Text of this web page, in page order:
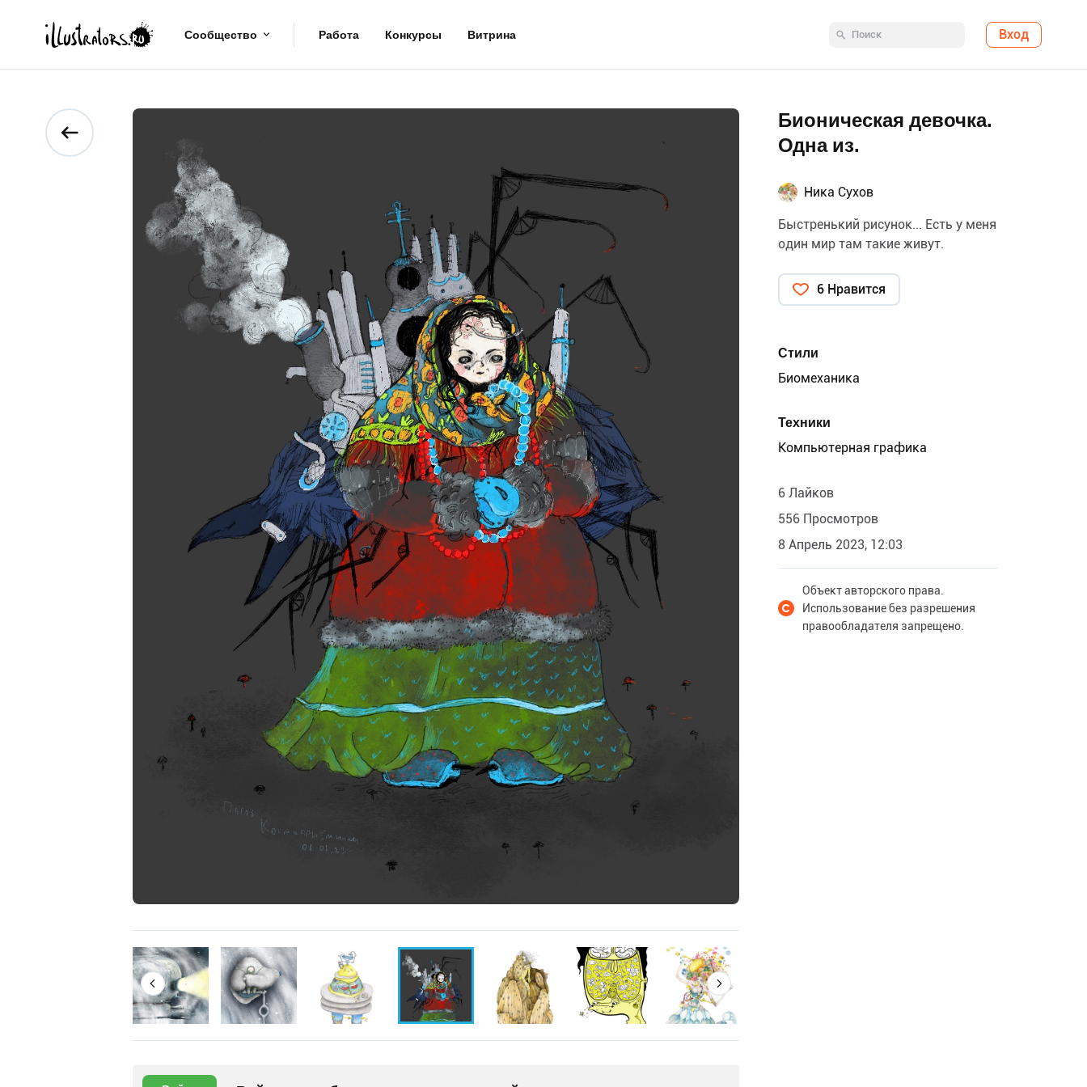
Сообщество Работа Конкурсы Витрина Вход
Бионическая девочка.
Одна из.
Ника Сухов
Быстренький рисунок... Есть у меня
один мир там такие живут.
6 Нравится
Стили
Биомеханика
Техники
Компьютерная графика
6 Лайков
556 Просмотров
8 Апрель 2023, 12:03
Объект авторского права.
Использование без разрешения
правообладателя запрещено.